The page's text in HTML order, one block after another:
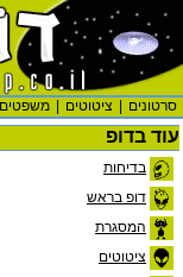
סרטונים ציטוטים משפטים
עוד בדופ
בדיחות
דופ בראש
המסגרת
ציטוטים